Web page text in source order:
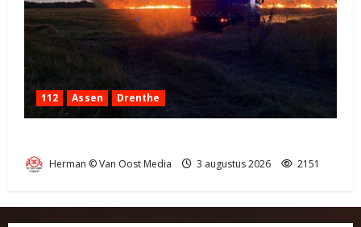
112 Assen Drenthe
Herman © Van Oost Media 3 augustus 2026 2151